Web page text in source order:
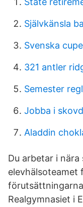
Självkänsla
Svenska
321 antler
Semester
Jobba i
Aladdin
Du arbetar i
elevhälsoteamet
Realgymnasiet i